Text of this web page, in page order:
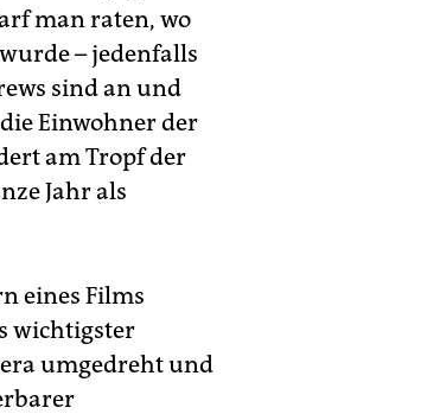
man raten, wo
– jedenfalls
sind an und
Einwohner der
am Tropf der
Jahr als
eines Films
wichtigster
umgedreht und